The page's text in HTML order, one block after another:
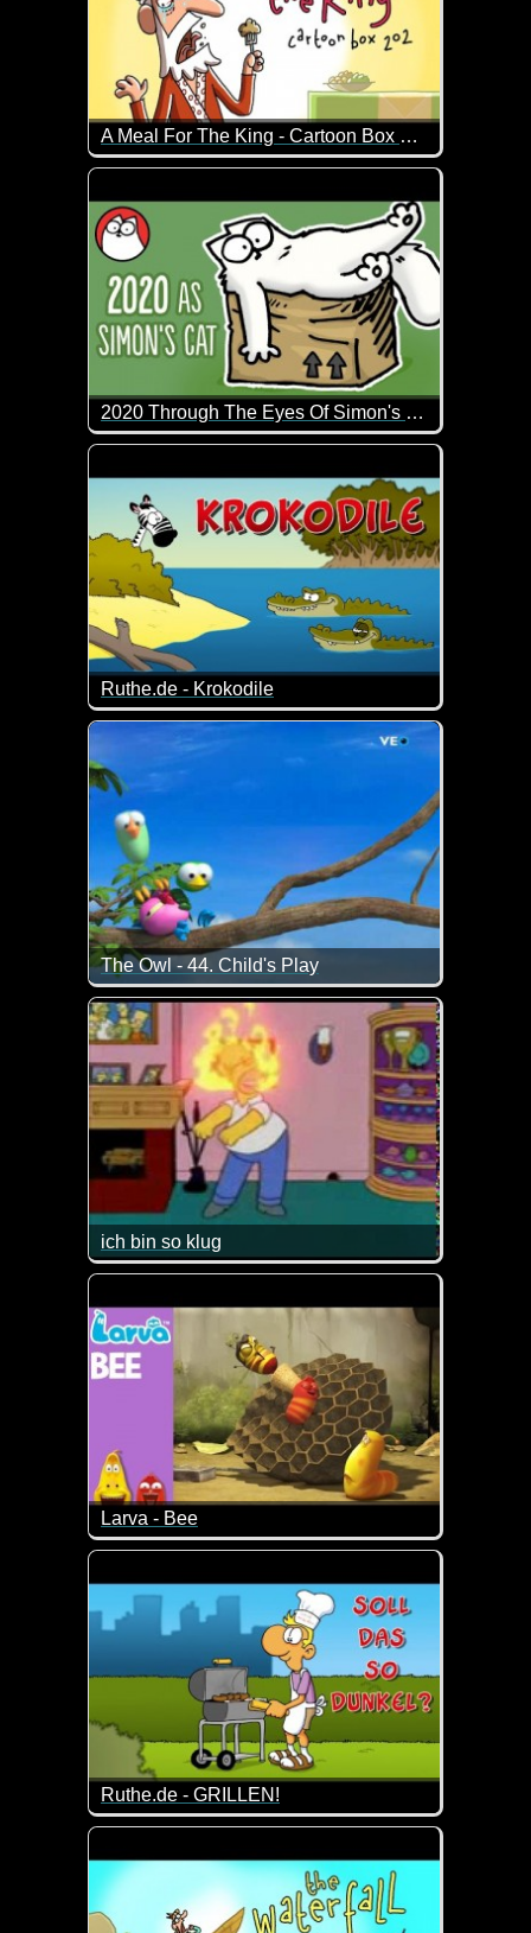
A Meal For The King - Cartoon Box 202
Das ist doch durchaus schwarzer Humor ;-) So
2020 Through The Eyes Of Simon's Cat
2020 ist in der Tat ein spezielles Jahr. Wie sieht
Ruthe.de - Krokodile
Die Sache mit den Baumstämmen ;-) Da glotzt
The Owl - 44. Child's Play
Ja, Kinder können gemein sein. Und sie haben
ich bin so klug
Da hat Homer wohl nicht so ganz recht, wenn er
Larva - Bee
Was lernen wir aus diesem Video? Leg dich lieber
Ruthe.de - GRILLEN!
Die Wurst ist etwas dunkel geraten. Kein